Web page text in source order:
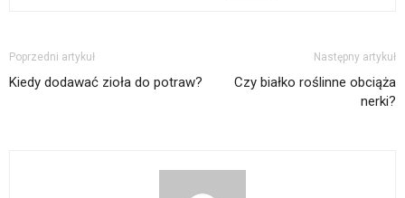
Poprzedni artykuł
Kiedy dodawać zioła do potraw?
Następny artykuł
Czy białko roślinne obciąża
nerki?